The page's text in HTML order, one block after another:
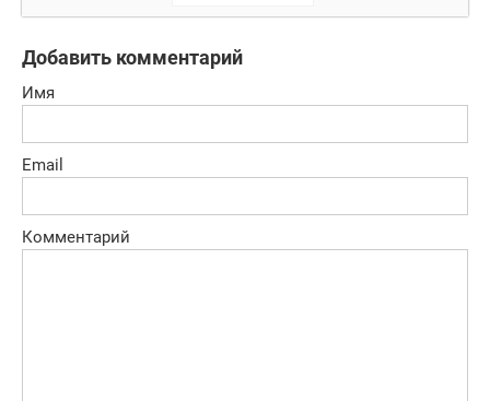
Добавить комментарий
Имя
Email
Комментарий